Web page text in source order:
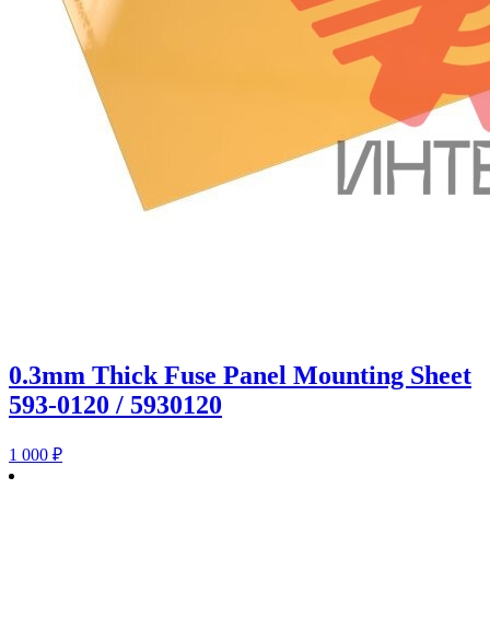
0.3mm Thick Fuse Panel Mounting Sheet
593-0120 / 5930120
1 000 ₽